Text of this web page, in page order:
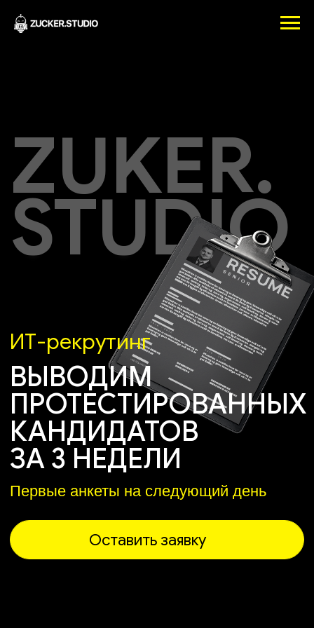
ZUKER.
STUDIO
ИТ-рекрутинг
Оставить заявку
ПРОТЕСТИРОВАННЫХ
КАНДИДАТОВ
ЗА 3 НЕДЕЛИ
Первые анкеты на следующий день
9 летна рынке ИТ
Знаем, где найти
IT-специалистов